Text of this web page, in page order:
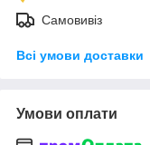
Самовивіз
Всі умови доставки
Умови оплати